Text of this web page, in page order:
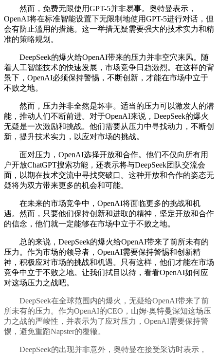
然而，免费无限使用GPT-5并非易事。奥特曼表示，
OpenAI将在标准智能设置下无限制地使用GPT-5进行对话，但
会有防止滥用的措施。这一举措无疑需要强大的技术实力和精
准的策略规划。
DeepSeek的爆火给OpenAI带来的压力并非空穴来风。随
着人工智能技术的快速发展，市场竞争日趋激烈。在这样的背
景下，OpenAI必须保持警惕，不断创新，才能在市场中立于
不败之地。
然而，压力并非全然是坏事。适当的压力可以激发人的潜
能，推动人们不断前进。对于OpenAI来说，DeepSeek的爆火
无疑是一次激励和挑战。他们需要从压力中寻找动力，不断创
新，提升技术实力，以应对市场的挑战。
面对压力，OpenAI选择开放和合作。他们不仅向所有用
户开放ChatGPT搜索功能，还表示将与DeepSeek团队交流会
面，以期在技术交流中寻找突破口。这种开放和合作的姿态无
疑将为双方带来更多的机会和可能。
在未来的市场竞争中，OpenAI将面临更多的挑战和机
遇。然而，只要他们保持创新和进取的精神，坚定开放和合作
的信念，他们就一定能够在市场中立于不败之地。
总的来说，DeepSeek的爆火给OpenAI带来了前所未有的
压力。作为市场的领导者，OpenAI需要保持警惕和创新精
神，积极应对市场的挑战和机遇。只有这样，他们才能在市场
竞争中立于不败之地。让我们拭目以待，看看OpenAI如何应
对这场压力之战吧。
DeepSeek在全球范围内的爆火，无疑给OpenAI带来了前
所未有的压力。作为OpenAI的CEO，山姆·奥特曼深知这场压
力之战的严峻性，并表示为了应对压力，OpenAI需要保持警
惕，避免重蹈Napster的覆辙。
DeepSeek的出现并非意外，奥特曼在接受采访时表示，